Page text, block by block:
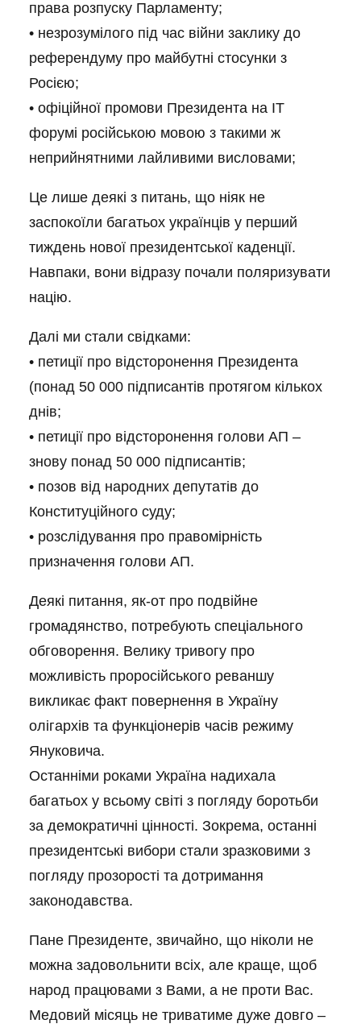
права розпуску Парламенту;
• незрозумілого під час війни заклику до
референдуму про майбутні стосунки з
Росією;
• офіційної промови Президента на ІТ
форумі російською мовою з такими ж
неприйнятними лайливими висловами;
Це лише деякі з питань, що ніяк не
заспокоїли багатьох українців у перший
тиждень нової президентської каденції.
Навпаки, вони відразу почали поляризувати
націю.
Далі ми стали свідками:
• петиції про відсторонення Президента
(понад 50 000 підписантів протягом кількох
днів;
• петиції про відсторонення голови АП –
знову понад 50 000 підписантів;
• позов від народних депутатів до
Конституційного суду;
• розслідування про правомірність
призначення голови АП.
Деякі питання, як-от про подвійне
громадянство, потребують спеціального
обговорення. Велику тривогу про
можливість проросійського реваншу
викликає факт повернення в Україну
олігархів та функціонерів часів режиму
Януковича.
Останніми роками Україна надихала
багатьох у всьому світі з погляду боротьби
за демократичні цінності. Зокрема, останні
президентські вибори стали зразковими з
погляду прозорості та дотримання
законодавства.
Пане Президенте, звичайно, що ніколи не
можна задовольнити всіх, але краще, щоб
народ працювами з Вами, а не проти Вас.
Медовий місяць не триватиме дуже довго –